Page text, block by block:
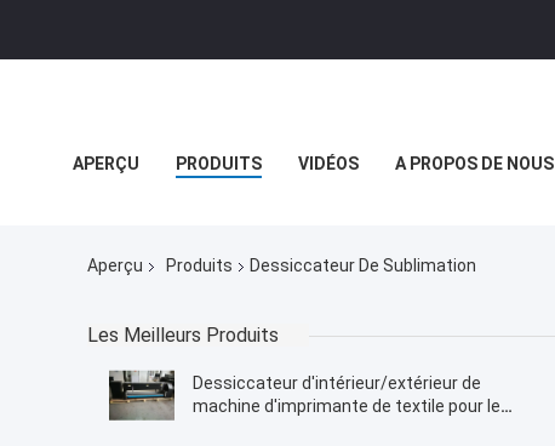
APERÇU PRODUITS VIDÉOS A PROPOS DE NOUS
Aperçu Produits Dessiccateur De Sublimation
Les Meilleurs Produits
Dessiccateur d'intérieur/extérieur de
machine d'imprimante de textile pour le